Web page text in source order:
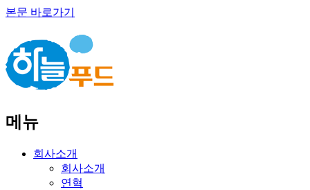
본문 바로가기
메뉴
회사소개
회사소개
연혁